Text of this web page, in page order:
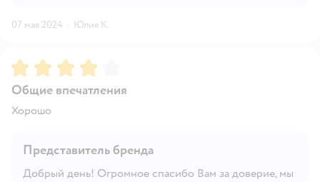
07 мая 2024 · Юлия К.
Рейтинг:4
Общие впечатления
Хорошо
Представитель бренда
Добрый день! Огромное спасибо Вам за доверие, мы